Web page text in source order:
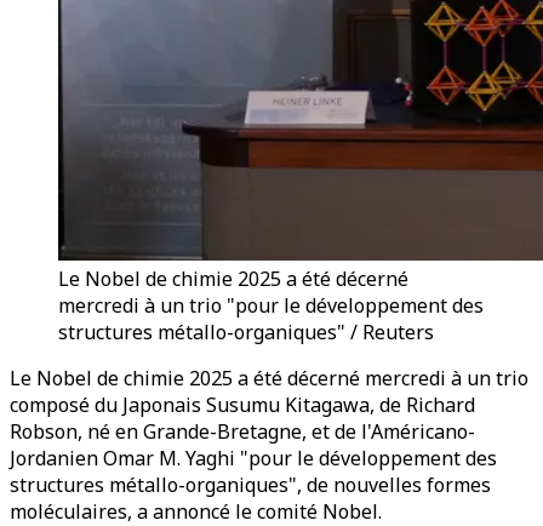
Le Nobel de chimie 2025 a été décerné
mercredi à un trio "pour le développement des
structures métallo-organiques" / Reuters
Le Nobel de chimie 2025 a été décerné mercredi à un trio
composé du Japonais Susumu Kitagawa, de Richard
Robson, né en Grande-Bretagne, et de l'Américano-
Jordanien Omar M. Yaghi "pour le développement des
structures métallo-organiques", de nouvelles formes
moléculaires, a annoncé le comité Nobel.